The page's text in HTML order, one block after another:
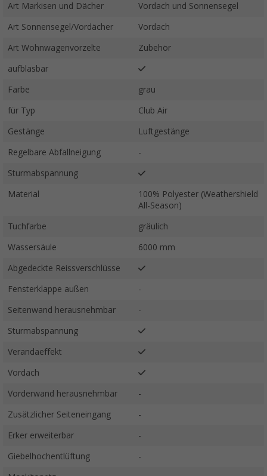
Art Markisen und Dächer Vordach und Sonnensegel
Art Sonnensegel/Vordächer Vordach
Art Wohnwagenvorzelte Zubehör
aufblasbar
Farbe grau
für Typ Club Air
Gestänge Luftgestänge
Regelbare Abfallneigung -
Sturmabspannung
Material
100% Polyester (Weathershield
All-Season)
Tuchfarbe gräulich
Wassersäule 6000 mm
Abgedeckte Reissverschlüsse
Fensterklappe außen -
Seitenwand herausnehmbar -
Sturmabspannung
Verandaeffekt
Vordach
Vorderwand herausnehmbar -
Zusätzlicher Seiteneingang -
Erker erweiterbar -
Giebelhochentlüftung -